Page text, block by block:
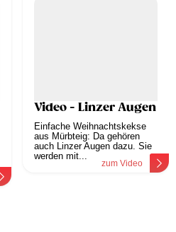
Video - Linzer Augen
Einfache Weihnachtskekse
aus Mürbteig: Da gehören
auch Linzer Augen dazu. Sie
werden mit...
zum Video